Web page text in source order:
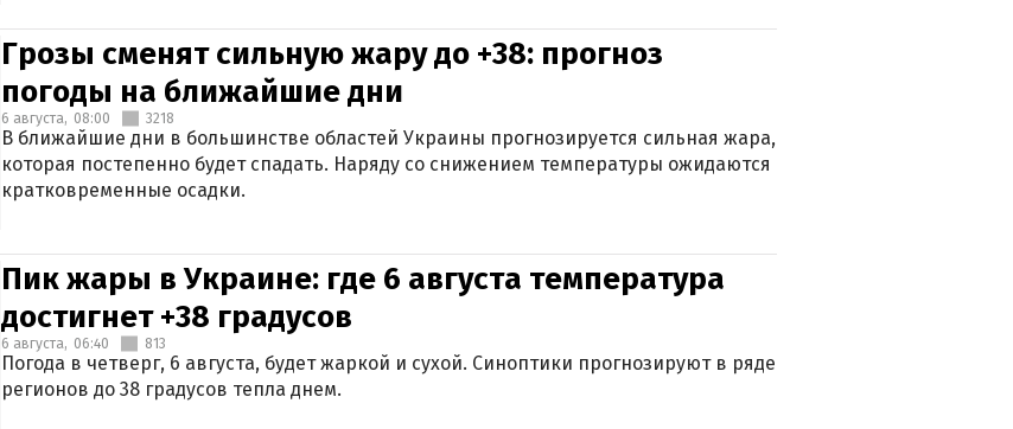
Грозы сменят сильную жару до +38: прогноз
погоды на ближайшие дни
6 августа, 08:00 3218
В ближайшие дни в большинстве областей Украины прогнозируется сильная жара,
которая постепенно будет спадать. Наряду со снижением температуры ожидаются
кратковременные осадки.
Пик жары в Украине: где 6 августа температура
достигнет +38 градусов
6 августа, 06:40 813
Погода в четверг, 6 августа, будет жаркой и сухой. Синоптики прогнозируют в ряде
регионов до 38 градусов тепла днем.